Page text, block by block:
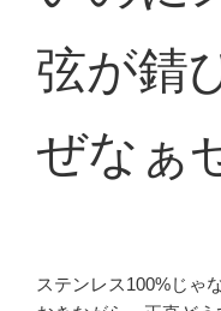
弦が錆
ぜなぁ
ステンレス100%じゃ